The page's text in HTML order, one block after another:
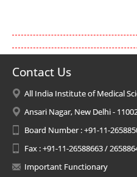
Contact Us
All India Institute of Medical
Ansari Nagar, New Delhi -
Board Number : +91-11-
Fax : +91-11-26588663 /
Important Functionary